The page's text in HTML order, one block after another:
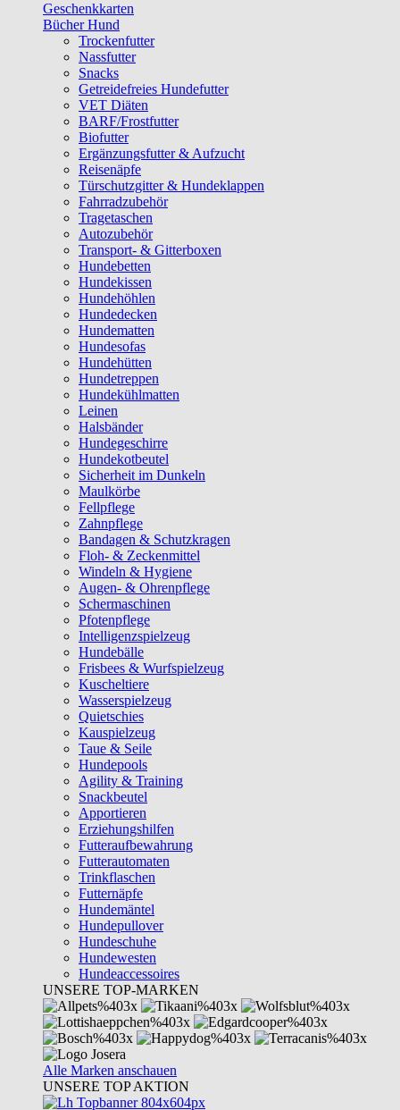
Geschenkkarten
Bücher Hund
Trockenfutter
Nassfutter
Snacks
Getreidefreies Hundefutter
VET Diäten
BARF/Frostfutter
Biofutter
Ergänzungsfutter & Aufzucht
Reisenäpfe
Türschutzgitter & Hundeklappen
Fahrradzubehör
Tragetaschen
Autozubehör
Transport- & Gitterboxen
Hundebetten
Hundekissen
Hundehöhlen
Hundedecken
Hundematten
Hundesofas
Hundehütten
Hundetreppen
Hundekühlmatten
Leinen
Halsbänder
Hundegeschirre
Hundekotbeutel
Sicherheit im Dunkeln
Maulkörbe
Fellpflege
Zahnpflege
Bandagen & Schutzkragen
Floh- & Zeckenmittel
Windeln & Hygiene
Augen- & Ohrenpflege
Schermaschinen
Pfotenpflege
Intelligenzspielzeug
Hundebälle
Frisbees & Wurfspielzeug
Kuscheltiere
Wasserspielzeug
Quietschies
Kauspielzeug
Taue & Seile
Hundepools
Agility & Training
Snackbeutel
Apportieren
Erziehungshilfen
Futteraufbewahrung
Futterautomaten
Trinkflaschen
Futternäpfe
Hundemäntel
Hundepullover
Hundeschuhe
Hundewesten
Hundeaccessoires
UNSERE TOP-MARKEN
Alle Marken anschauen
UNSERE TOP AKTION